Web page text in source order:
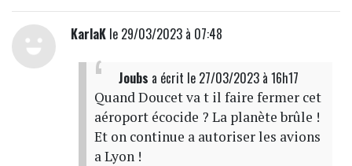
KarlaKle 29/03/2023 à 07:48
Joubs a écrit le 27/03/2023 à 16h17
Quand Doucet va t il faire fermer cet
aéroport écocide ? La planète brûle !
Et on continue a autoriser les avions
a Lyon !